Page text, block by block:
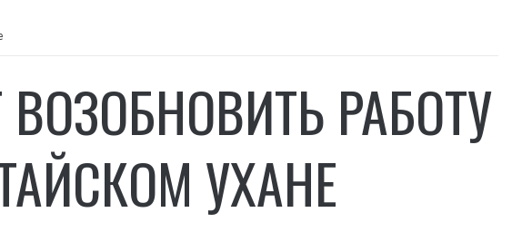
РАБОТУ
УХАНЕ